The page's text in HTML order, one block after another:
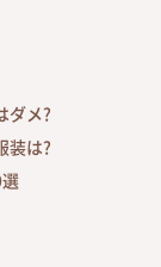
ダメ?
装は?